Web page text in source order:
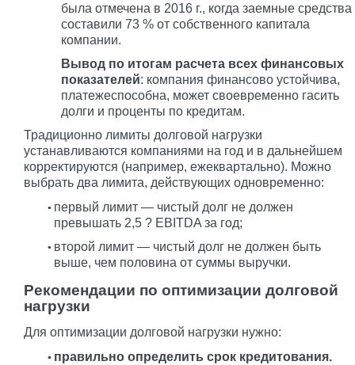
была отмечена в 2016 г., когда заемные средства
составили 73 % от собственного капитала
компании.
Вывод по итогам расчета всех финансовых
показателей: компания финансово устойчива,
платежеспособна, может своевременно гасить
долги и проценты по кредитам.
Традиционно лимиты долговой нагрузки
устанавливаются компаниями на год и в дальнейшем
корректируются (например, ежеквартально). Можно
выбрать два лимита, действующих одновременно:
первый лимит — чистый долг не должен
превышать 2,5 ? EBITDA за год;
второй лимит — чистый долг не должен быть
выше, чем половина от суммы выручки.
Рекомендации по оптимизации долговой
нагрузки
Для оптимизации долговой нагрузки нужно:
правильно определить срок кредитования.